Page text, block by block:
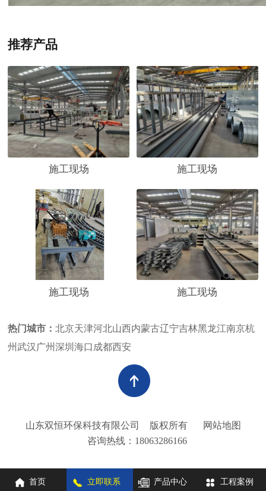
推荐产品
施工现场 施工现场
施工现场 施工现场
热门城市：北京天津河北山西内蒙古辽宁吉林黑龙江南京杭
州武汉 广州深圳海口 成都西安
山东双恒环保科技有限公司 版权所有
网站地图
咨询热线：18063286166
首页 立即联系 产品中心 工程案例